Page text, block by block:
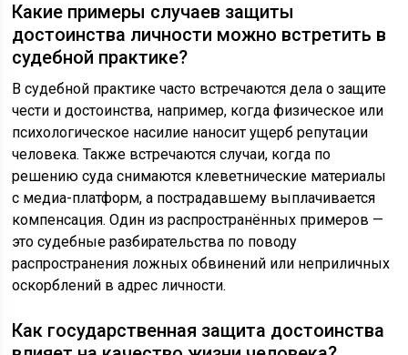
Какие примеры случаев защиты
достоинства личности можно встретить в
судебной практике?
В судебной практике часто встречаются дела о защите
чести и достоинства, например, когда физическое или
психологическое насилие наносит ущерб репутации
человека. Также встречаются случаи, когда по
решению суда снимаются клеветнические материалы
с медиа-платформ, а пострадавшему выплачивается
компенсация. Один из распространённых примеров —
это судебные разбирательства по поводу
распространения ложных обвинений или неприличных
оскорблений в адрес личности.
Как государственная защита достоинства